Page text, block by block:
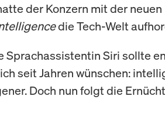
der Konzern mit der
die Tech-Welt
Sprachassistentin Siri sollte
seit Jahren wünschen:
Doch nun folgt die